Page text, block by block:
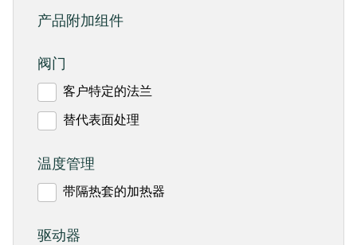
产品附加组件
阀门
客户特定的法兰
替代表面处理
温度管理
带隔热套的加热器
驱动器